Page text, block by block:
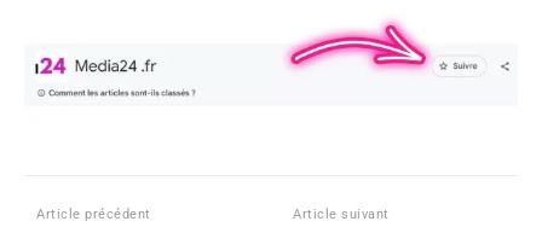
Article précédent Article suivant